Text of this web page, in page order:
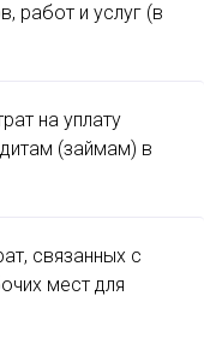
работ и услуг (в
на уплату
(займам) в
связанных с
мест для